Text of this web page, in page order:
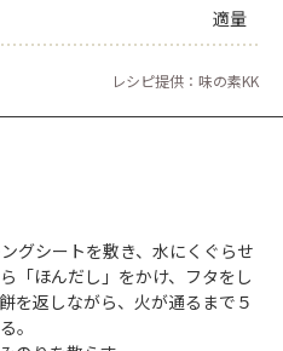
適量
レシピ提供：味の素KK
グシートを敷き、水にくぐらせ
「ほんだし」をかけ、フタをし
を返しながら、火が通るまで５
。